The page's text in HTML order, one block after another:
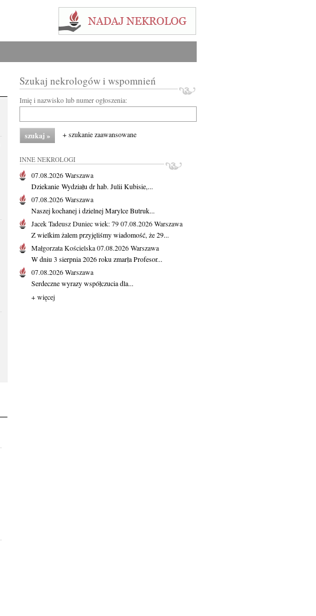
Szukaj nekrologów i wspomnień
Imię i nazwisko lub numer ogłoszenia:
+ szukanie zaawansowane
INNE NEKROLOGI
07.08.2026Warszawa
Dziekanie Wydziału dr hab. Julii Kubisie,...
07.08.2026Warszawa
Naszej kochanej i dzielnej Marylce Butruk...
Jacek Tadeusz Duniecwiek: 7907.08.2026Warszawa
Z wielkim żalem przyjęliśmy wiadomość, że 29...
Małgorzata Kościelska07.08.2026Warszawa
W dniu 3 sierpnia 2026 roku zmarła Profesor...
07.08.2026Warszawa
Serdeczne wyrazy współczucia dla...
+ więcej